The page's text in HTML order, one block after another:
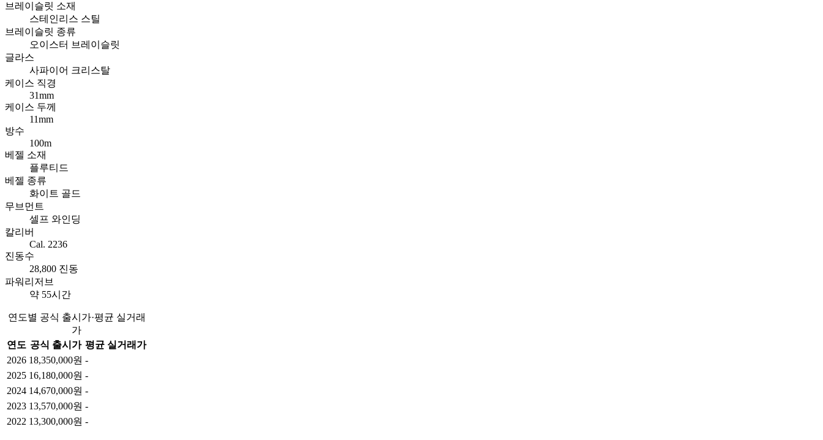
브레이슬릿 소재
스테인리스 스틸
브레이슬릿 종류
오이스터 브레이슬릿
글라스
사파이어 크리스탈
케이스 직경
31mm
케이스 두께
11mm
방수
100m
베젤 소재
플루티드
베젤 종류
화이트 골드
무브먼트
셀프 와인딩
칼리버
Cal. 2236
진동수
28,800 진동
파워리저브
약 55시간
연도별 공식 출시가·평균 실거래
가
연도 공식 출시가 평균 실거래가
2026 18,350,000원 -
2025 16,180,000원 -
2024 14,670,000원 -
2023 13,570,000원 -
2022 13,300,000원 -